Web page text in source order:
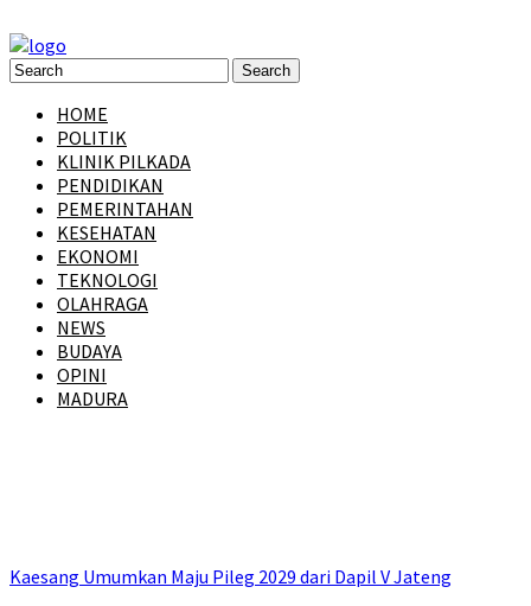
HOME
POLITIK
KLINIK PILKADA
PENDIDIKAN
PEMERINTAHAN
KESEHATAN
EKONOMI
TEKNOLOGI
OLAHRAGA
NEWS
BUDAYA
OPINI
MADURA
Kaesang Umumkan Maju Pileg 2029 dari Dapil V Jateng